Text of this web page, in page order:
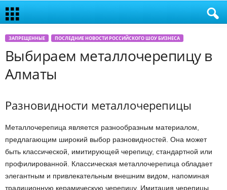
ЗАПРЕЩЕННЫЕ ПОСЛЕДНИЕ НОВОСТИ РОССИЙСКОГО ШОУ БИЗНЕСА
Выбираем металлочерепицу в
Алматы
Разновидности металлочерепицы
Металлочерепица является разнообразным материалом,
предлагающим широкий выбор разновидностей. Она может
быть классической, имитирующей черепицу, стандартной или
профилированной. Классическая металлочерепица обладает
элегантным и привлекательным внешним видом, напоминая
традиционную керамическую черепицу. Имитация черепицы